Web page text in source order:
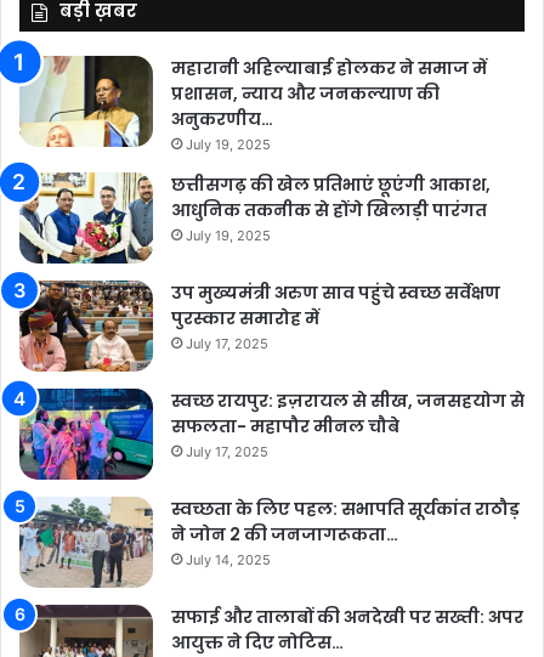
बड़ी ख़बर
महारानी अहिल्याबाई होलकर ने समाज में
प्रशासन, न्याय और जनकल्याण की
अनुकरणीय…
July 19, 2025
छत्तीसगढ़ की खेल प्रतिभाएं छूएंगी आकाश,
आधुनिक तकनीक से होंगे खिलाड़ी पारंगत
July 19, 2025
उप मुख्यमंत्री अरुण साव पहुंचे स्वच्छ सर्वेक्षण
पुरस्कार समारोह में
July 17, 2025
स्वच्छ रायपुर: इज़रायल से सीख, जनसहयोग से
सफलता- महापौर मीनल चौबे
July 17, 2025
स्वच्छता के लिए पहल: सभापति सूर्यकांत राठौड़
ने जोन 2 की जनजागरूकता…
July 14, 2025
सफाई और तालाबों की अनदेखी पर सख्ती: अपर
आयुक्त ने दिए नोटिस…